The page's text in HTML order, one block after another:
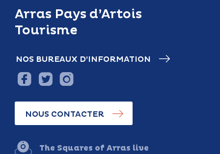
Arras Pays d’Artois
Tourisme
NOS BUREAUX D’INFORMATION
NOUS CONTACTER
The Squares of Arras live